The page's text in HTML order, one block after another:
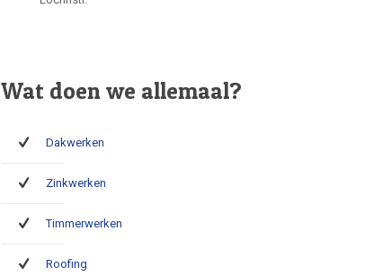
Wat doen we allemaal?
Dakwerken
Zinkwerken
Timmerwerken
Roofing